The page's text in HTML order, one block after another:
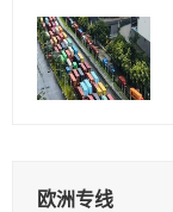
欧洲专线